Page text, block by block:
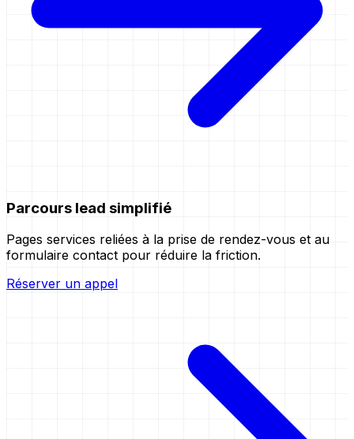
Parcours lead simplifié
Pages services reliées à la prise de rendez-vous et au
formulaire contact pour réduire la friction.
Réserver un appel